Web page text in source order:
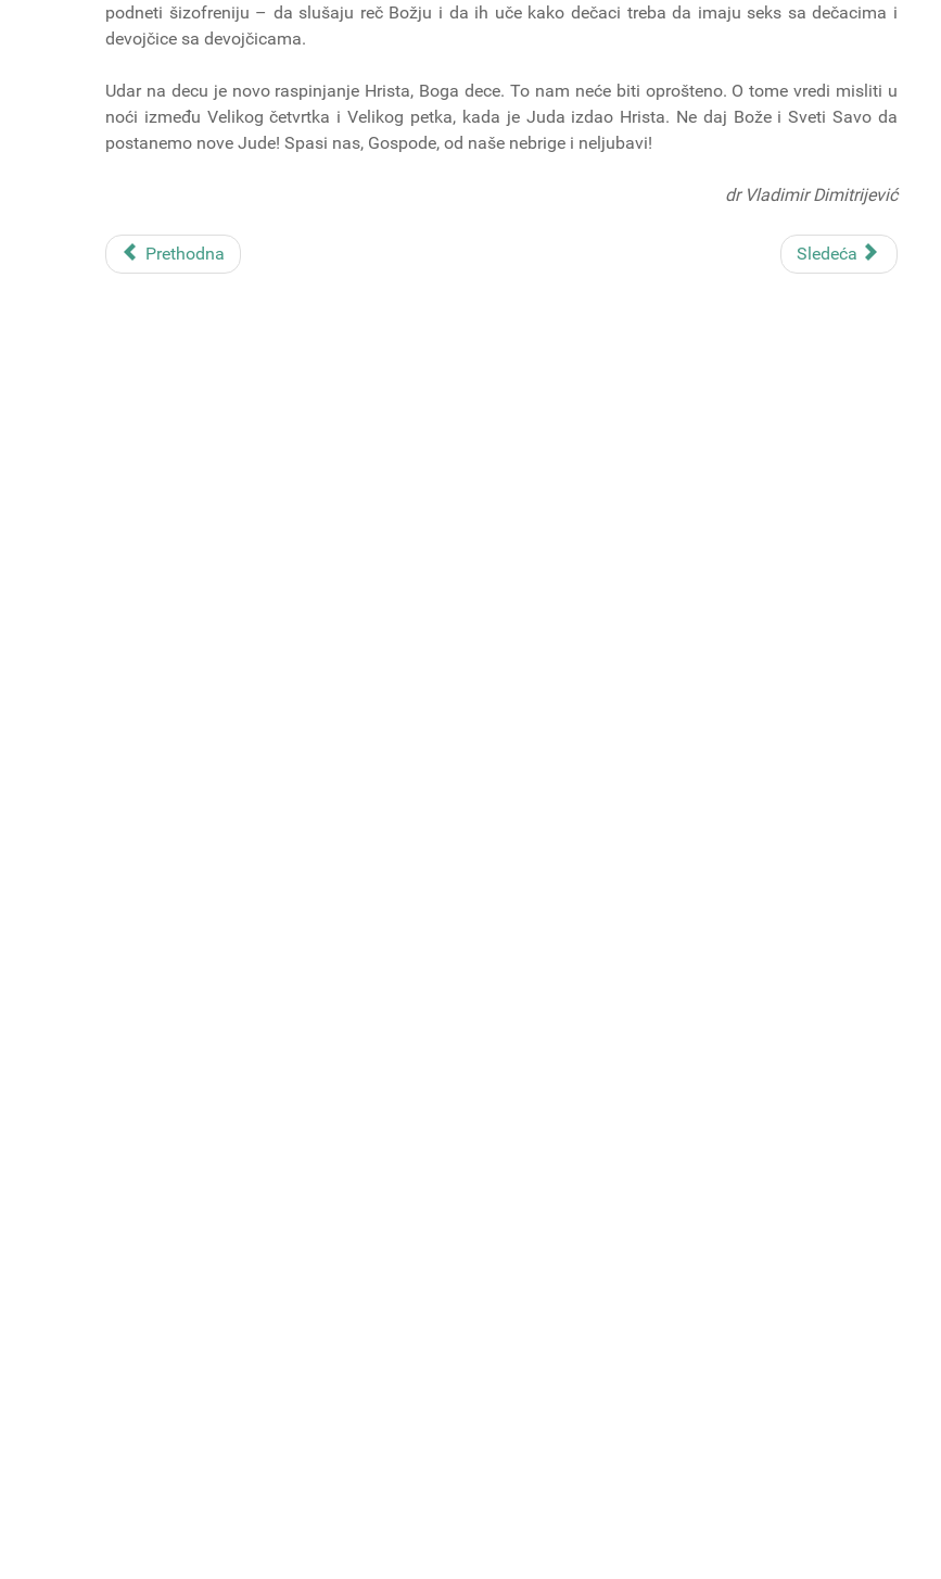
podneti šizofreniju – da slušaju reč Božju i da ih uče kako dečaci treba da imaju seks sa dečacima i
devojčice sa devojčicama.
Udar na decu je novo raspinjanje Hrista, Boga dece. To nam neće biti oprošteno. O tome vredi misliti u
noći između Velikog četvrtka i Velikog petka, kada je Juda izdao Hrista. Ne daj Bože i Sveti Savo da
postanemo nove Jude! Spasi nas, Gospode, od naše nebrige i neljubavi!
dr Vladimir Dimitrijević
Prethodna Sledeća